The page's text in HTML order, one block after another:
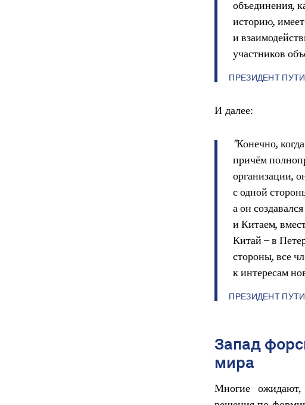
объединения,
историю,
и
участников
ПРЕЗИДЕНТ
И далее:
"Конечно,
причём
организации,
с одной
а он
и Китаем,
Китай – в
стороны, все
к интересам
ПРЕЗИДЕНТ
Запад
мира
Многие